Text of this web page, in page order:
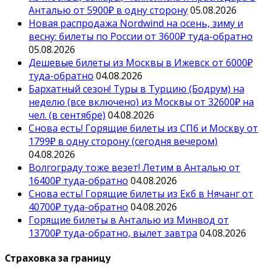
Анталью от 5900₽ в одну сторону05.08.2026
Новая распродажа Nordwind на осень, зиму и
весну: билеты по России от 3600₽ туда-обратно
05.08.2026
Дешевые билеты из Москвы в Ижевск от 6000₽
туда-обратно 04.08.2026
Бархатный сезон! Туры в Турцию (Бодрум) на
неделю (все включено) из Москвы от 32600₽ на
чел. (в сентябре) 04.08.2026
Снова есть! Горящие билеты из СПб и Москву от
1799₽ в одну сторону (сегодня вечером)
04.08.2026
Волгограду тоже везет! Летим в Анталью от
16400₽ туда-обратно 04.08.2026
Снова есть! Горящие билеты из Екб в Нячанг от
40700₽ туда-обратно 04.08.2026
Горящие билеты в Анталью из Минвод от
13700₽ туда-обратно, вылет завтра 04.08.2026
Страховка за границу